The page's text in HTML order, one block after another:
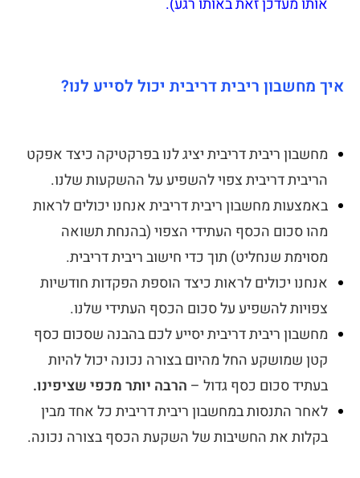
אותו מעדכן זאת באותו רגע).
איך מחשבון ריבית דריבית יכול לסייע לנו?
מחשבון ריבית דריבית יציג לנו בפרקטיקה כיצד אפקט
הריבית דריבית צפוי להשפיע על ההשקעות שלנו.
באמצעות מחשבון ריבית דריבית אנחנו יכולים לראות
מהו סכום הכסף העתידי הצפוי (בהנחת תשואה
מסוימת שנחליט) תוך כדי חישוב ריבית דריבית.
אנחנו יכולים לראות כיצד הוספת הפקדות חודשיות
צפויות להשפיע על סכום הכסף העתידי שלנו.
מחשבון ריבית דריבית יסייע לכם בהבנה שסכום כסף
קטן שמושקע החל מהיום בצורה נכונה יכול להיות
בעתיד סכום כסף גדול – הרבה יותר מכפי שציפינו.
לאחר התנסות במחשבון ריבית דריבית כל אחד מבין
בקלות את החשיבות של השקעת הכסף בצורה נכונה.